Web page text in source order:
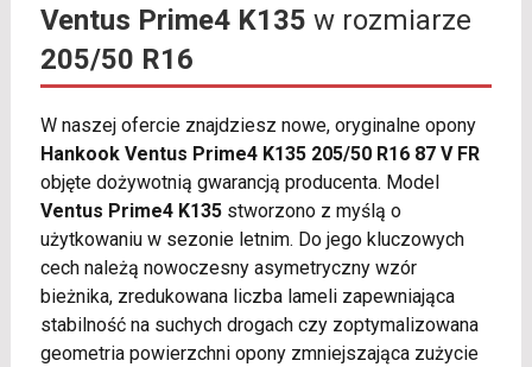
Ventus Prime4 K135 w rozmiarze
205/50 R16
W naszej ofercie znajdziesz nowe, oryginalne opony
Hankook Ventus Prime4 K135 205/50 R16 87 V FR
objęte dożywotnią gwarancją producenta. Model
Ventus Prime4 K135stworzono z myślą o
użytkowaniu w sezonie letnim. Do jego kluczowych
cech należą nowoczesny asymetryczny wzór
bieżnika, zredukowana liczba lameli zapewniająca
stabilność na suchych drogach czy zoptymalizowana
geometria powierzchni opony zmniejszająca zużycie